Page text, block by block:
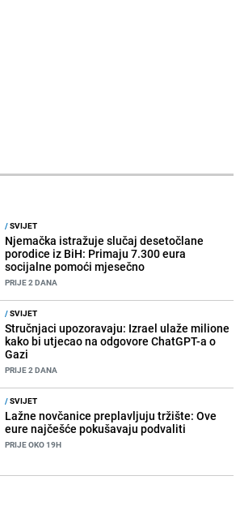
/SVIJET
Njemačka istražuje slučaj desetočlane
porodice iz BiH: Primaju 7.300 eura
socijalne pomoći mjesečno
PRIJE 2 DANA
/SVIJET
Stručnjaci upozoravaju: Izrael ulaže milione
kako bi utjecao na odgovore ChatGPT-a o
Gazi
PRIJE 2 DANA
/SVIJET
Lažne novčanice preplavljuju tržište: Ove
eure najčešće pokušavaju podvaliti
PRIJE OKO 19H